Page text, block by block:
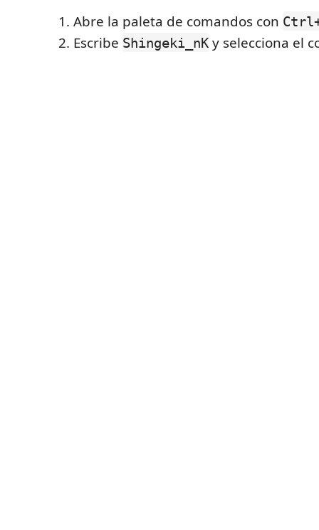
Abre la paleta de comandos con
Escribe Shingeki_nK y selecciona el